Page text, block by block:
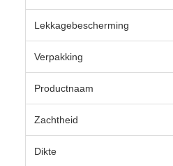
Lekkagebescherming
Verpakking
Productnaam
Zachtheid
Dikte